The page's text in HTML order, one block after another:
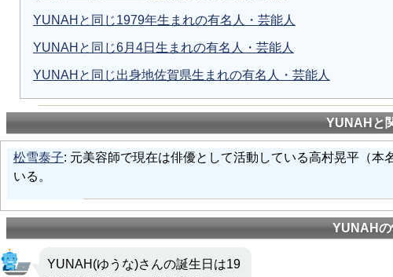
YUNAHと同じ1979年生まれの有名人・芸能人
YUNAHと同じ6月4日生まれの有名人・芸能人
YUNAHと同じ出身地佐賀県生まれの有名人・芸能人
YUNAHと
松雪泰子: 元美容師で現在は俳優として活動している高村晃平（本
いる。
YUNAH
YUNAH(ゆうな)さんの誕生日は19